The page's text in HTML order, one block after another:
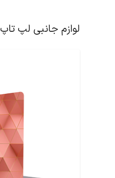
لوازم جانبی لپ تاپ